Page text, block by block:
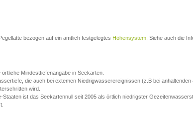
bezogen auf ein amtlich festgelegtes Höhensystem . Siehe auch die
Mindesttiefenangabe in Seekarten.
die auch bei extemen Niedrigwasserereignissen (z.B bei anhaltenden
wird.
Staaten ist das Seekartennull seit 2005 als örtlich niedrigster